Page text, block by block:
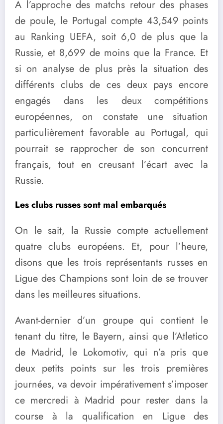
A l’approche des matchs retour des phases
de poule, le Portugal compte 43,549 points
au Ranking UEFA, soit 6,0 de plus que la
Russie, et 8,699 de moins que la France. Et
si on analyse de plus près la situation des
différents clubs de ces deux pays encore
engagés dans les deux compétitions
européennes, on constate une situation
particulièrement favorable au Portugal, qui
pourrait se rapprocher de son concurrent
français, tout en creusant l’écart avec la
Russie.
Les clubs russes sont mal embarqués
On le sait, la Russie compte actuellement
quatre clubs européens. Et, pour l’heure,
disons que les trois représentants russes en
Ligue des Champions sont loin de se trouver
dans les meilleures situations.
Avant-dernier d’un groupe qui contient le
tenant du titre, le Bayern, ainsi que l’Atletico
de Madrid, le Lokomotiv, qui n’a pris que
deux petits points sur les trois premières
journées, va devoir impérativement s’imposer
ce mercredi à Madrid pour rester dans la
course à la qualification en Ligue des